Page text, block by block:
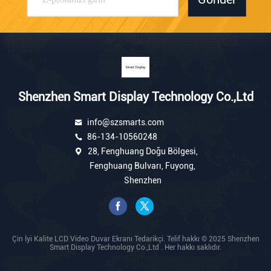
Shenzhen Smart Display Technology Co.,Ltd
info@szsmarts.com
86-134-10560248
28, Fenghuang Doğu Bölgesi,
Fenghuang Bulvarı, Fuyong,
Shenzhen
Çin İyi Kalite LCD Video Duvar Ekranı Tedarikçi. Telif hakkı © 2025 Shenzhen
Smart Display Technology Co.,Ltd . Her hakkı saklıdır.